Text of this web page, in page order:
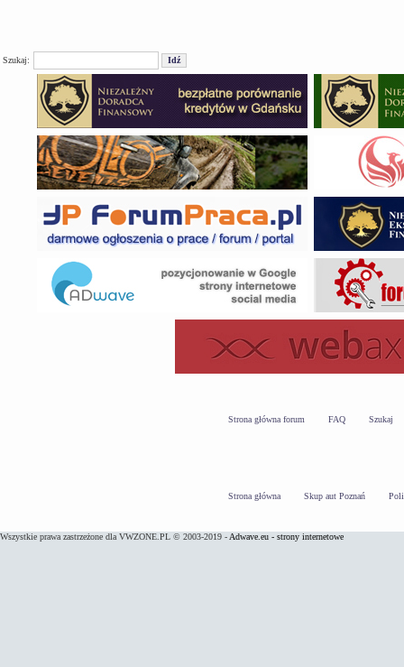
Szukaj:
Strona główna forum FAQ Szukaj
Strona główna Skup aut Poznań
Wszystkie prawa zastrzeżone dla VWZONE.PL © 2003-2019 - Adwave.eu - strony internetowe